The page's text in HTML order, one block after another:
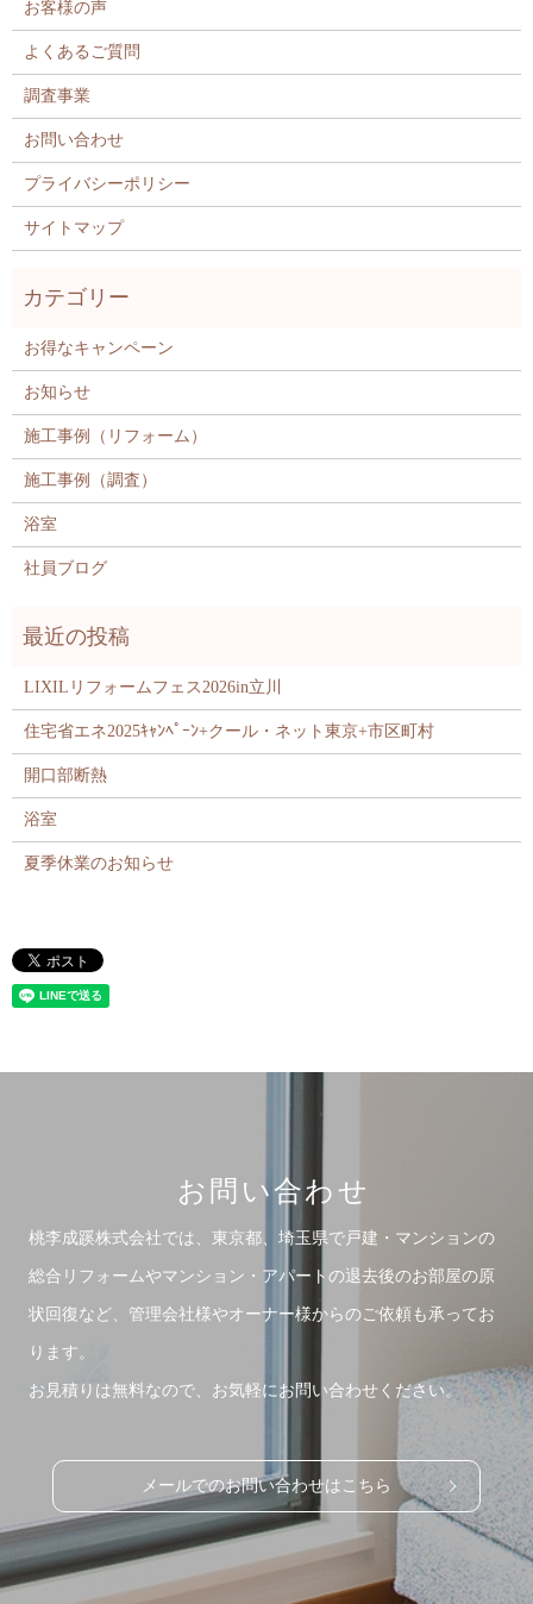
お客様の声
よくあるご質問
調査事業
お問い合わせ
プライバシーポリシー
サイトマップ
お得なキャンペーン
お知らせ
施工事例（リフォーム）
施工事例（調査）
浴室
社員ブログ
LIXILリフォームフェス2026in立川
住宅省エネ2025ｷｬﾝﾍﾟｰﾝ+クール・ネット東京+市区町村
開口部断熱
浴室
夏季休業のお知らせ
お問い合わせ
桃李成蹊株式会社では、東京都、埼玉県で戸建・マンションの
総合リフォームやマンション・アパートの退去後のお部屋の原
状回復など、管理会社様やオーナー様からのご依頼も承ってお
ります。
お見積りは無料なので、お気軽にお問い合わせください。
メールでのお問い合わせはこちら